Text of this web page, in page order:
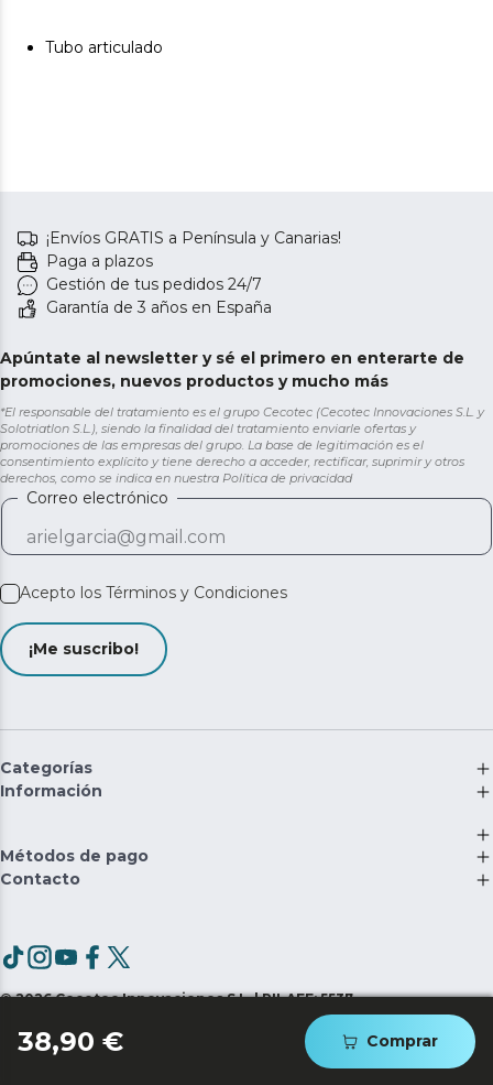
38,90 € Comprar
Tubo articulado
¡Envíos GRATIS a Península y Canarias!
Paga a plazos
Gestión de tus pedidos 24/7
Garantía de 3 años en España
Apúntate al newsletter y sé el primero en enterarte de
promociones, nuevos productos y mucho más
*El responsable del tratamiento es el grupo Cecotec (Cecotec Innovaciones S.L. y
Solotriatlon S.L.), siendo la finalidad del tratamiento enviarle ofertas y
promociones de las empresas del grupo. La base de legitimación es el
consentimiento explícito y tiene derecho a acceder, rectificar, suprimir y otros
derechos, como se indica en nuestra Política de privacidad
Correo electrónico
Acepto los Términos y Condiciones
¡Me suscribo!
Categorías
Información
Métodos de pago
Contacto
©2026 Cecotec Innovaciones S.L. | RII-AEE: 5537